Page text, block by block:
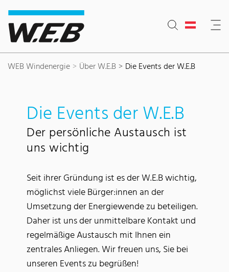
Inhaltsbereich
Suche
Hauptnavigation
Kontakt
Footer
WEB Windenergie Über W.E.B Die Events der W.E.B
Die Events der W.E.B
Der persönliche Austausch ist
uns wichtig
Seit ihrer Gründung ist es der W.E.B wichtig,
möglichst viele Bürger:innen an der
Umsetzung der Energiewende zu beteiligen.
Daher ist uns der unmittelbare Kontakt und
regelmäßige Austausch mit Ihnen ein
zentrales Anliegen. Wir freuen uns, Sie bei
unseren Events zu begrüßen!